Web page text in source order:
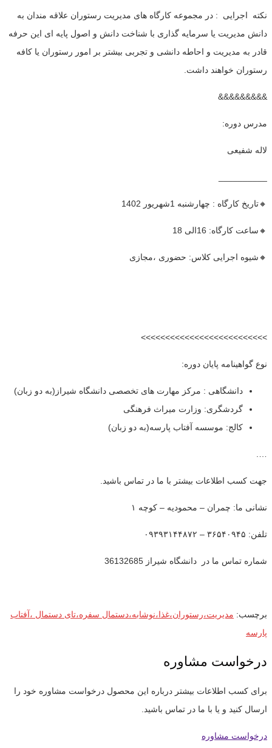
نکته اجرایی : در مجموعه کارگاه های مدیریت رستوران علاقه مندان به
دانش مدیریت یا سرمایه گذاری با شناخت دانش و اصول پایه ای این حرفه
قادر به مدیریت و احاطه دانشی و تجربی بیشتر بر امور رستوران یا کافه
رستوران خواهند داشت.
&&&&&&&&&
مدرس دوره:
لاله شفیعی
🔸تاریخ کارگاه : چهارشنبه 1شهریور 1402
🔸ساعت کارگاه: 16الی 18
🔸شیوه اجرایی کلاس: حضوری ،مجازی
>>>>>>>>>>>>>>>>>>>>>>>>>>
نوع گواهینامه پایان دوره:
دانشگاهی : مرکز مهارت های تخصصی دانشگاه شیراز(به دو زبان)
گردشگری: وزارت میراث فرهنگی
کالج: موسسه آفتاب پارسه(به دو زبان)
جهت کسب اطلاعات بیشتر با ما در تماس باشید.
نشانی ما: چمران – محمودیه – کوچه ۱
تلفن: ۳۶۵۴۰۹۴۵ – ۰۹۳۹۳۱۴۴۸۷۲
شماره تماس ما در دانشگاه شیراز 36132685
برچسب: مدیریت،رستوران،غذا،نوشابه،دستمال سفره،تای دستمال ،آفتاب
پارسه
درخواست مشاوره
برای کسب اطلاعات بیشتر درباره این محصول درخواست مشاوره خود را
ارسال کنید و یا با ما در تماس باشید.
درخواست مشاوره